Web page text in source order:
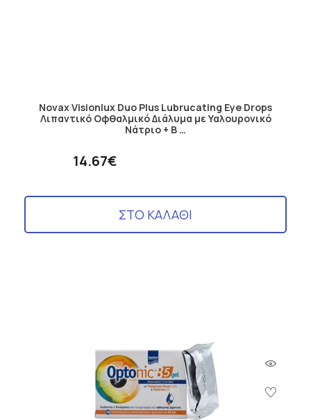
Novax Visionlux Duo Plus Lubrucating Eye Drops
Λιπαντικό Οφθαλμικό Διάλυμα με Υαλουρονικό
Νάτριο + B …
14.67€
ΣΤΟ ΚΑΛΑΘΙ